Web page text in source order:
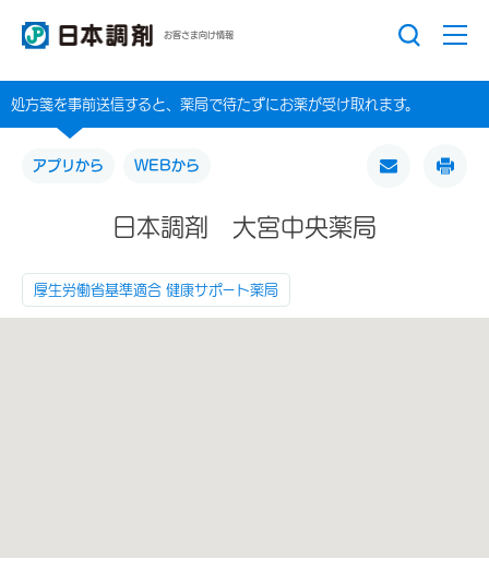
お客さま向け情報
処方箋を事前送信すると、薬局で待たずにお薬が受け取れます。
アプリから WEBから
日本調剤 大宮中央薬局
厚生労働省基準適合 健康サポート薬局